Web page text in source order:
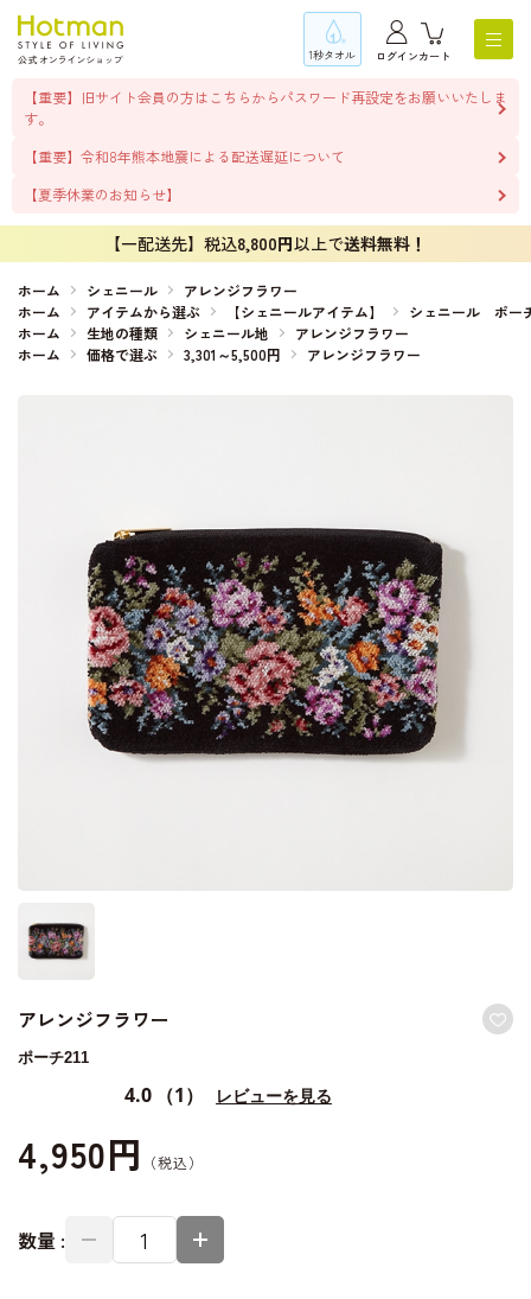
1秒タオル ログインカート
【重要】旧サイト会員の方はこちらからパスワード再設定をお願いいたしま
す。
【重要】令和8年熊本地震による配送遅延について
【夏季休業のお知らせ】
【一配送先】税込8,800円以上で送料無料！
ホーム シェニール
アレンジフラワー
ホーム
アイテムから選ぶ 【シェニールアイテム】
シェニール ポー
ホーム
生地の種類 シェニール地
アレンジフラワー
ホーム
価格で選ぶ 3,301～5,500円 アレンジフラワー
アレンジフラワー
ポーチ211
4.0 （1） レビューを見る
4,950円
数量 :